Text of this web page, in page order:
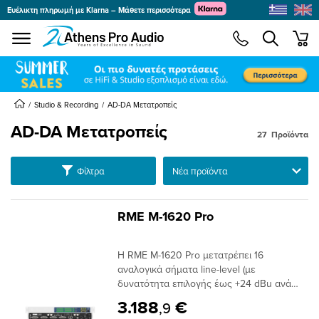
menu
Ευέλικτη πληρωμή με Klarna – Μάθετε περισσότερα
Studio & Recording AD-DA Μετατροπείς
AD-DA Μετατροπείς
Φίλτρα Ταξινόμηση
27 Προϊόντα
RME M-1620 Pro
Η RME M-1620 Pro μετατρέπει 16
αναλογικά σήματα line-level (με
δυνατότητα επιλογής έως +24 dBu ανά
ADAT και Milan networking. Η καινοτόμος
3.188,9 €